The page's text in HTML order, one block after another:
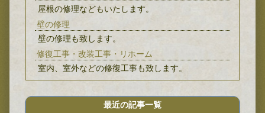
屋根の修理などもいたします。
壁の修理
壁の修理も致します。
修復工事・改装工事・リホーム
室内、室外などの修復工事も致します。
最近の記事一覧